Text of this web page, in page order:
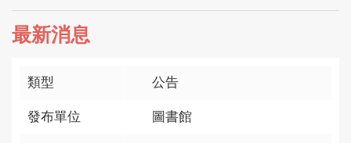
最新消息
類型 公告
發布單位 圖書館